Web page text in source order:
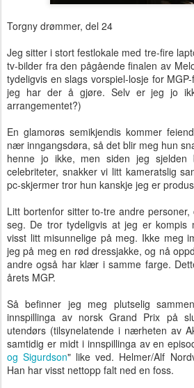
Torgny drømmer, del 24
Jeg sitter i stort festlokale med tre-fire
tv-bilder fra den pågående finalen av
tydeligvis en slags vorspiel-losje for
jeg har der å gjøre. Selv er jeg jo
arrangementet?)
En glamorøs semikjendis kommer
nær inngangsdøra, så det blir meg hun
henne jo ikke, men siden jeg
celebriteter, snakker vi litt kameratslig
pc-skjermer tror hun kanskje jeg er
Litt bortenfor sitter to-tre andre
seg. De tror tydeligvis at jeg er kompis
visst litt misunnelige på meg. Ikke meg
jeg på meg en rød dressjakke, og nå
andre også har klær i samme farge.
årets MGP.
Så befinner jeg meg plutselig
innspillinga av norsk Grand Prix på
utendørs (tilsynelatende i nærheten av
samtidig er midt i innspillinga av en
og Sigurdson" like ved. Helmer/Alf
Han har visst nettopp falt ned en foss.